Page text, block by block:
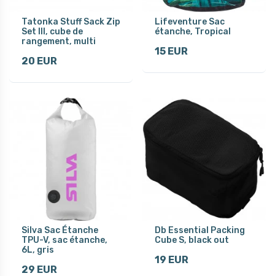
Tatonka Stuff Sack Zip
Set III, cube de
rangement, multi
20 EUR
Lifeventure Sac
étanche, Tropical
15 EUR
Silva Sac Étanche
TPU-V, sac étanche,
6L, gris
29 EUR
Db Essential Packing
Cube S, black out
19 EUR